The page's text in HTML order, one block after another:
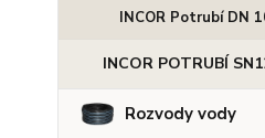
INCOR Potrubí DN
INCOR POTRUBÍ
Rozvody vody